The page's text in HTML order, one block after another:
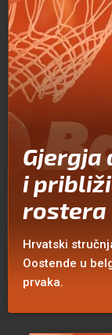
Gjergja
i
rostera
Hrvatski
Oostende u
prvaka.